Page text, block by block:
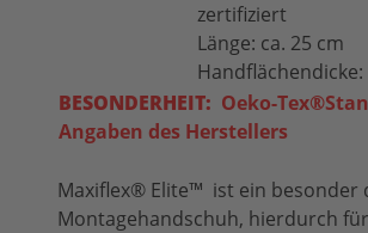
zertifiziert
Länge: ca. 25 cm
Handflächendicke:
BESONDERHEIT: Oeko-Tex®
Angaben des Herstellers
Maxiflex® Elite™ ist ein besonder
Montagehandschuh, hierdurch